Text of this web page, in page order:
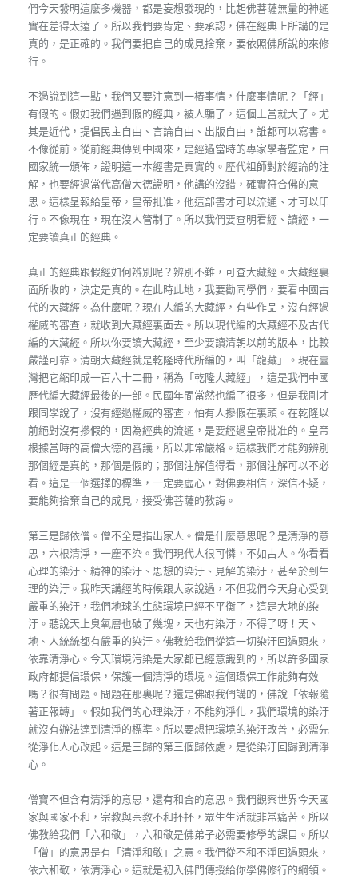
們今天發明這麼多機器，都是妄想發現的，比起佛菩薩無量的神通
實在差得太遠了。所以我們要肯定、要承認，佛在經典上所講的是
真的，是正確的。我們要把自己的成見捨棄，要依照佛所說的來修
行。
不過說到這一點，我們又要注意到一樁事情，什麼事情呢？「經」
有假的。假如我們遇到假的經典，被人騙了，這個上當就大了。尤
其是近代，提倡民主自由、言論自由、出版自由，誰都可以寫書。
不像從前。從前經典傳到中國來，是經過當時的專家學者監定，由
國家統一頒佈，證明這一本經書是真實的。歷代祖師對於經論的注
解，也要經過當代高僧大德證明，他講的沒錯，確實符合佛的意
思。這樣呈報給皇帝，皇帝批准，他這部書才可以流通、才可以印
行。不像現在，現在沒人管制了。所以我們要查明看經、讀經，一
定要讀真正的經典。
真正的經典跟假經如何辨別呢？辨別不難，可查大藏經。大藏經裏
面所收的，決定是真的。在此時此地，我要勸同學們，要看中國古
代的大藏經。為什麼呢？現在人編的大藏經，有些作品，沒有經過
權威的審查，就收到大藏經裏面去。所以現代編的大藏經不及古代
編的大藏經。所以你要讀大藏經，至少要讀清朝以前的版本，比較
嚴謹可靠。清朝大藏經就是乾隆時代所編的，叫「龍藏」。現在臺
灣把它縮印成一百六十二冊，稱為「乾隆大藏經」，這是我們中國
歷代編大藏經最後的一部。民國年間當然也編了很多，但是我剛才
跟同學說了，沒有經過權威的審查，怕有人摻假在裏頭。在乾隆以
前絕對沒有摻假的，因為經典的流通，是要經過皇帝批准的。皇帝
根據當時的高僧大德的審議，所以非常嚴格。這樣我們才能夠辨別
那個經是真的，那個是假的；那個注解值得看，那個注解可以不必
看。這是一個選擇的標準，一定要虛心，對佛要相信，深信不疑，
要能夠捨棄自己的成見，接受佛菩薩的教誨。
第三是歸依僧。僧不全是指出家人。僧是什麼意思呢？是清淨的意
思，六根清淨，一塵不染。我們現代人很可憐，不如古人。你看看
心理的染汙、精神的染汙、思想的染汙、見解的染汙，甚至於到生
理的染汙。我昨天講經的時候跟大家說過，不但我們今天身心受到
嚴重的染汙，我們地球的生態環境已經不平衡了，這是大地的染
汙。聽說天上臭氧層也破了幾塊，天也有染汙，不得了呀！天、
地、人統統都有嚴重的染汙。佛教給我們從這一切染汙回過頭來，
依靠清淨心。今天環境污染是大家都已經意識到的，所以許多國家
政府都提倡環保，保護一個清淨的環境。這個環保工作能夠有效
嗎？很有問題。問題在那裏呢？還是佛跟我們講的，佛說「依報隨
著正報轉」。假如我們的心理染汙，不能夠淨化，我們環境的染汙
就沒有辦法達到清淨的標準。所以要想把環境的染汙改善，必需先
從淨化人心改起。這是三歸的第三個歸依處，是從染汙回歸到清淨
心。
僧寶不但含有清淨的意思，還有和合的意思。我們觀察世界今天國
家與國家不和，宗教與宗教不和抔抔，眾生生活就非常痛苦。所以
佛教給我們「六和敬」，六和敬是佛弟子必需要修學的課目。所以
「僧」的意思是有「清淨和敬」之意。我們從不和不淨回過頭來，
依六和敬，依清淨心。這就是初入佛門傳授給你學佛修行的綱領。